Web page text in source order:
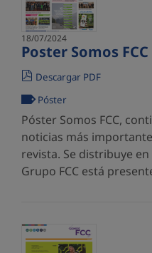
18/07/2024
Poster Somos FCC
Descargar PDF
Póster
Póster Somos FCC,
noticias más
revista. Se distribuye
Grupo FCC está